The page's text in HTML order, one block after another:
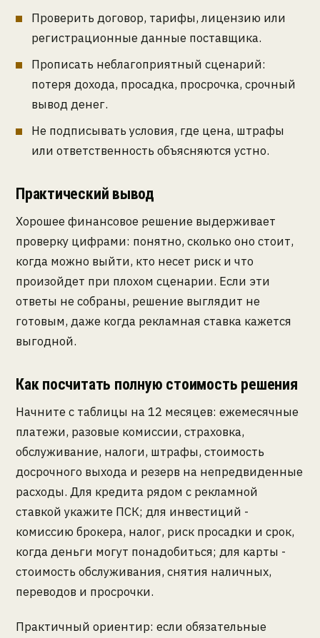
Проверить договор, тарифы, лицензию или
регистрационные данные поставщика.
Прописать неблагоприятный сценарий:
потеря дохода, просадка, просрочка, срочный
вывод денег.
Не подписывать условия, где цена, штрафы
или ответственность объясняются устно.
Практический вывод
Хорошее финансовое решение выдерживает
проверку цифрами: понятно, сколько оно стоит,
когда можно выйти, кто несет риск и что
произойдет при плохом сценарии. Если эти
ответы не собраны, решение выглядит не
готовым, даже когда рекламная ставка кажется
выгодной.
Как посчитать полную стоимость решения
Начните с таблицы на 12 месяцев: ежемесячные
платежи, разовые комиссии, страховка,
обслуживание, налоги, штрафы, стоимость
досрочного выхода и резерв на непредвиденные
расходы. Для кредита рядом с рекламной
ставкой укажите ПСК; для инвестиций -
комиссию брокера, налог, риск просадки и срок,
когда деньги могут понадобиться; для карты -
стоимость обслуживания, снятия наличных,
переводов и просрочки.
Практичный ориентир: если обязательные